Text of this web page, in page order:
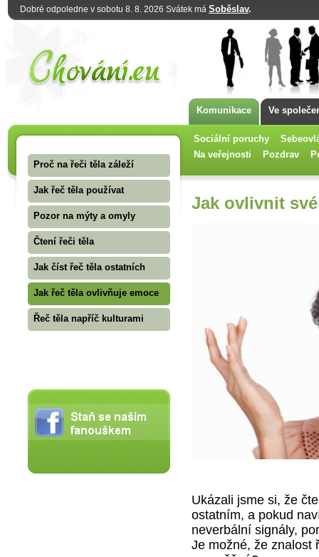
Dobré odpoledne v sobotu 8. 8. 2026 Svátek má Soběslav.
Komunikace Ve
Sociální poruchy
Na veřejnosti
Pozdrav
Proč na řeči těla záleží
Jak řeč těla používat
Pozor na mýty a omyly
Čtení řeči těla
Jak číst řeč těla ostatních
Jak řeč těla ovlivňuje emoce
Řeč těla napříč kulturami
Jak ovlivnit
Ukázali jsme si, že
ostatním, a pokud
neverbální signály,
Je možné, že znalost